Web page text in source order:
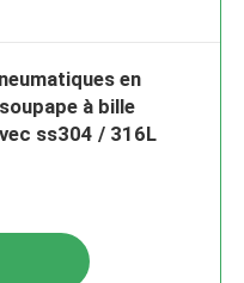
en
à bille
ss304 / 316L